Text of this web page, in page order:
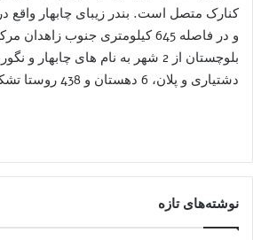
کنارک متصل است. بندر زیبای چابهار واقع
و در فاصله 645 کیلومتری جنوب
بلوچستان از 2 شهر به نام های
دشتیاری و پلان، 6 دهستان و 438 روستا تشکیل شده است.
نوشته‌های تازه